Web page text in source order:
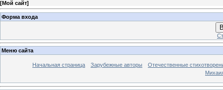
[Мой сайт]
Форма входа
Меню сайта
Начальная страница Зарубежные авторы
Отечественные